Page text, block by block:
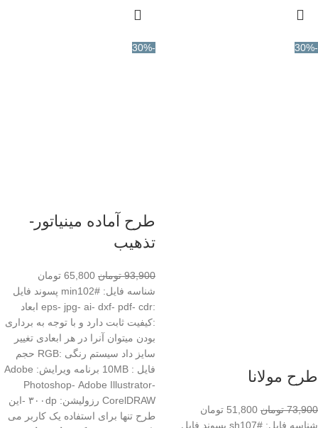
-30%
طرح مولانا
73,900 تومان 51,800 تومان
شناسه فایل: #sh107 پسوند فایل
-30%
طرح آماده مینیاتور-
تذهیب
93,900 تومان 65,800 تومان
شناسه فایل: #min102 پسوند فایل
:eps- jpg- ai- dxf- pdf- cdr ابعاد
:کیفیت ثابت دارد و با توجه به برداری
بودن میتوان آنرا در هر ابعادی تغییر
سایز داد سیستم رنگی :RGB حجم
فایل : 10MB برنامه ویرایش: Adobe
Photoshop- Adobe Illustrator-
CorelDRAW رزولیشن: ۳۰۰dp -این
طرح تنها برای استفاده یک کاربر می